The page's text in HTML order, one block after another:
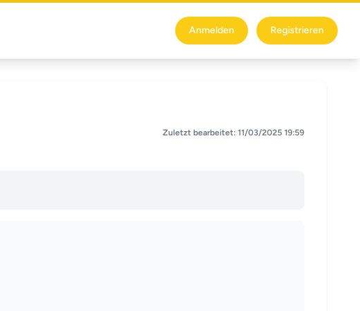
Anmelden Registrieren
Zuletzt bearbeitet: 11/03/2025 19:59